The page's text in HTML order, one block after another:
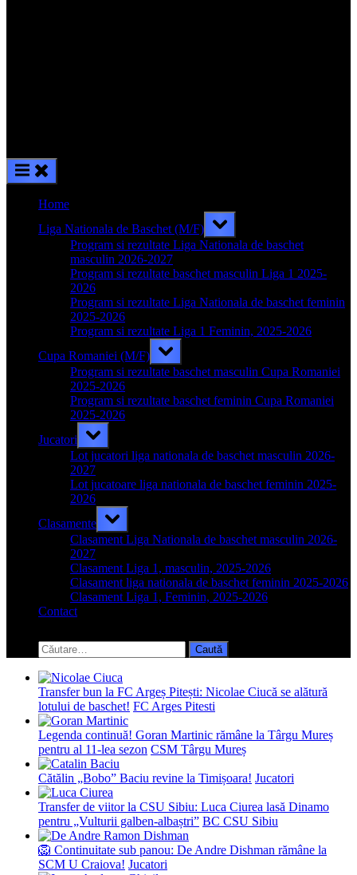
Home
Liga Nationala de Baschet (M/F)
Toggle
sub-
menu
Program si rezultate Liga Nationala de baschet
masculin 2026-2027
Program si rezultate baschet masculin Liga 1 2025-
2026
Program si rezultate Liga Nationala de baschet feminin
2025-2026
Program si rezultate Liga 1 Feminin, 2025-2026
Cupa Romaniei (M/F)
Toggle
sub-
menu
Program si rezultate baschet masculin Cupa Romaniei
2025-2026
Program si rezultate baschet feminin Cupa Romaniei
2025-2026
Jucatori
Toggle
sub-
menu
Lot jucatori liga nationala de baschet masculin 2026-
2027
Lot jucatoare liga nationala de baschet feminin 2025-
2026
Clasamente
Toggle
sub-
menu
Clasament Liga Nationala de baschet masculin 2026-
2027
Clasament Liga 1, masculin, 2025-2026
Clasament liga nationala de baschet feminin 2025-2026
Clasament Liga 1, Feminin, 2025-2026
Contact
search
form
Caută
după:
Transfer bun la FC Argeș Pitești: Nicolae Ciucă se alătură
lotului de baschet! FC Arges Pitesti
Legenda continuă! Goran Martinic rămâne la Târgu Mureș
pentru al 11-lea sezon CSM Târgu Mureș
Cătălin „Bobo” Baciu revine la Timișoara! Jucatori
Transfer de viitor la CSU Sibiu: Luca Ciurea lasă Dinamo
pentru „Vulturii galben-albaștri” BC CSU Sibiu
🦁 Continuitate sub panou: De Andre Dishman rămâne la
SCM U Craiova! Jucatori